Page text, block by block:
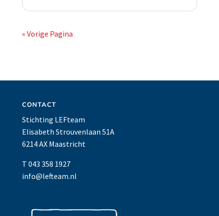
« Vorige Pagina
CONTACT
Stichting LEFteam
Elisabeth Strouvenlaan 51A
6214 AX Maastricht
T 043 358 1927
info@lefteam.nl